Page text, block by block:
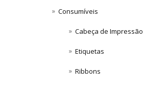
Consumíveis
Cabeça de Impressão
Etiquetas
Ribbons